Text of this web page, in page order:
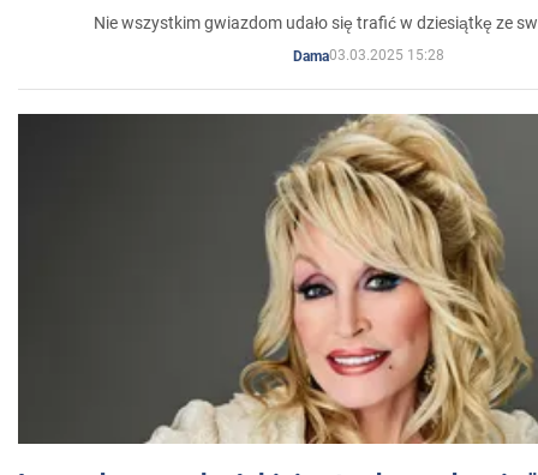
Nie wszystkim gwiazdom udało się trafić w dziesiątkę ze
Dama03.03.2025 15:28